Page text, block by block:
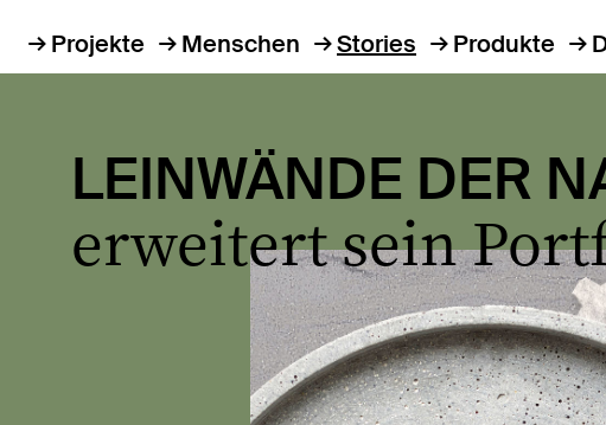
Projekte Menschen Stories Produkte
LEINWÄNDE DER
erweitert sein